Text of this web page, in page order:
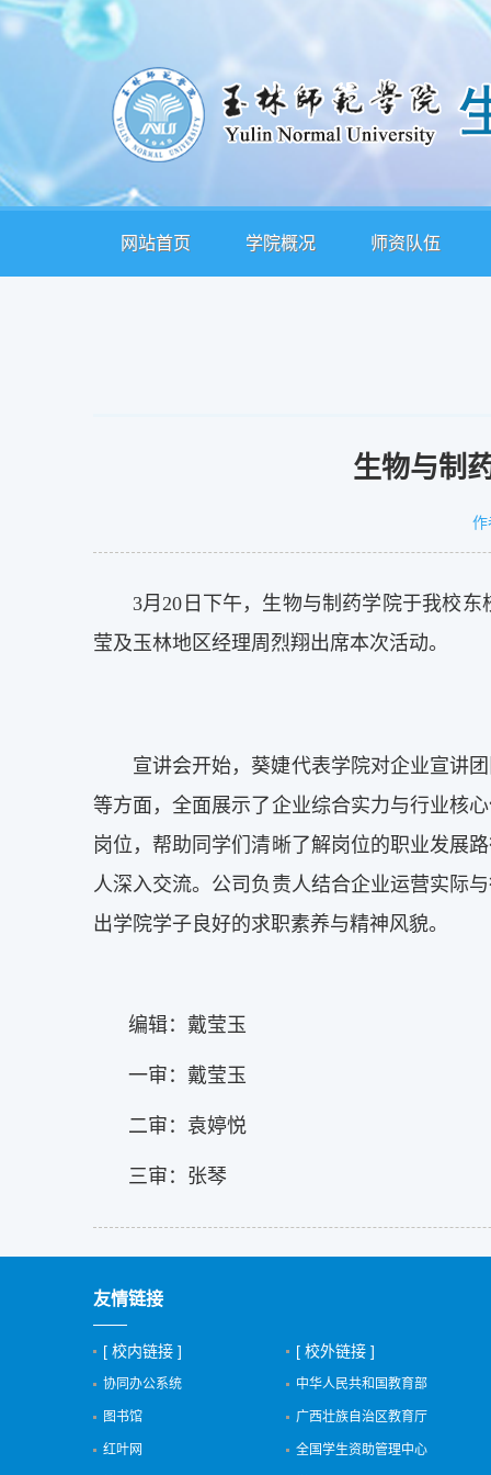
网站首页 学院概况 师资队伍
生物与制
作
3月20日下午，生物与制药学院于我校
莹及玉林地区经理周烈翔出席本次活动。
宣讲会开始，葵婕代表学院对企业宣讲
等方面，全面展示了企业综合实力与行业核
岗位，帮助同学们清晰了解岗位的职业发展
人深入交流。公司负责人结合企业运营实际
出学院学子良好的求职素养与精神风貌。
编辑：戴莹玉
一审：戴莹玉
二审：袁婷悦
三审：张琴
友情链接
[ 校内链接 ]
协同办公系统
图书馆
红叶网
[ 校外链接 ]
中华人民共和国教育部
广西壮族自治区教育厅
全国学生资助管理中心